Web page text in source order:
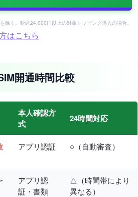
く。税込24,000円以上の対象トッピング購入の場合。
はこちら
開通時間比較
本人確認方
式
24時間対応
アプリ認証 ○（自動審査）
アプリ認
証・書類
△（時間帯により
異なる）